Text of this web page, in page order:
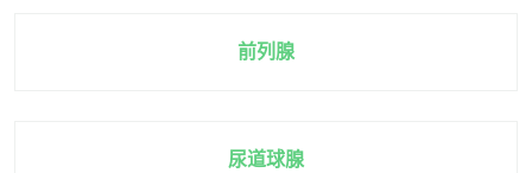
前列腺
尿道球腺